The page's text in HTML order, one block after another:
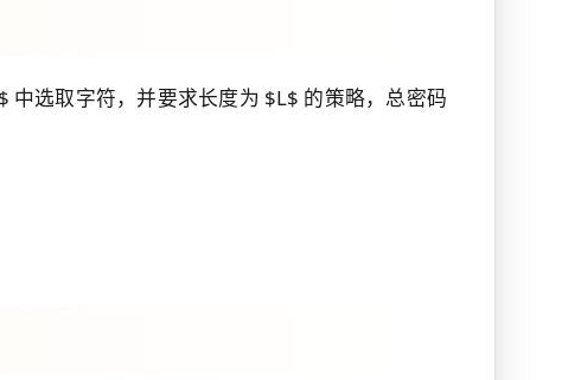
选取字符，并要求长度为 $L$ 的策略，总密码